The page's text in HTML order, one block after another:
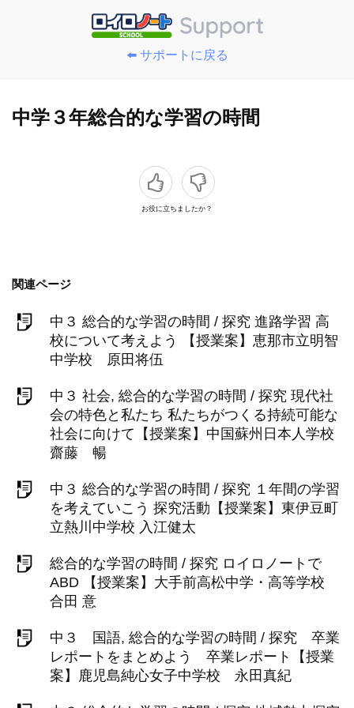
⬅️ サポートに戻る
中学３年総合的な学習の時間
お役に立ちましたか？
関連ページ
中３ 総合的な学習の時間 / 探究 進路学習 高
校について考えよう 【授業案】恵那市立明智
中学校 原田将伍
中３ 社会, 総合的な学習の時間 / 探究 現代社
会の特色と私たち 私たちがつくる持続可能な
社会に向けて【授業案】中国蘇州日本人学校
齋藤 暢
中３ 総合的な学習の時間 / 探究 １年間の学習
を考えていこう 探究活動【授業案】東伊豆町
立熱川中学校 入江健太
総合的な学習の時間 / 探究 ロイロノートで
ABD 【授業案】大手前高松中学・高等学校
合田 意
中３ 国語, 総合的な学習の時間 / 探究 卒業
レポートをまとめよう 卒業レポート【授業
案】鹿児島純心女子中学校 永田真紀